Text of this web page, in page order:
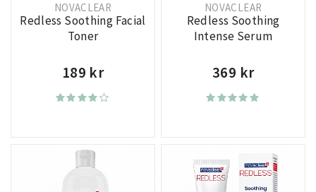
NOVACLEAR
Redless Soothing Facial
Toner
189 kr
NOVACLEAR
Redless Soothing
Intense Serum
369 kr